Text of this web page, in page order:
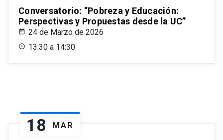
Conversatorio: “Pobreza y Educación:
Perspectivas y Propuestas desde la UC”
24 de Marzo de 2026
13:30 a 14:30
18 MAR